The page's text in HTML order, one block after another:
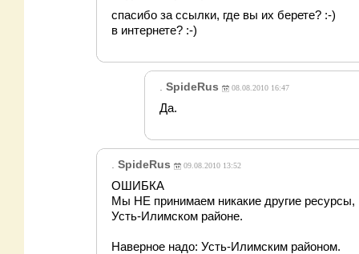
спасибо за ссылки, где вы их берете? :-)
в интернете? :-)
SpideRus 08.08.2010 16:47
Да.
SpideRus 09.08.2010 13:52
ОШИБКА
Мы НЕ принимаем никакие другие
Усть-Илимском районе.
Наверное надо: Усть-Илимским районом.